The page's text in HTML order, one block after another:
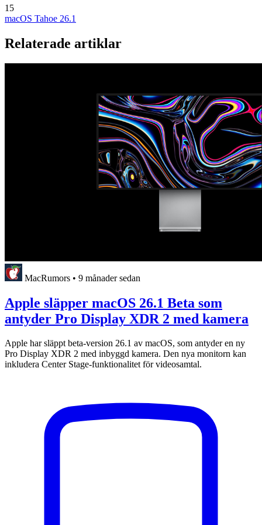
15
macOS Tahoe 26.1
Relaterade artiklar
MacRumors • 9 månader sedan
Apple släpper macOS 26.1 Beta som
antyder Pro Display XDR 2 med kamera
Apple har släppt beta-version 26.1 av macOS, som antyder en ny
Pro Display XDR 2 med inbyggd kamera. Den nya monitorn kan
inkludera Center Stage-funktionalitet för videosamtal.